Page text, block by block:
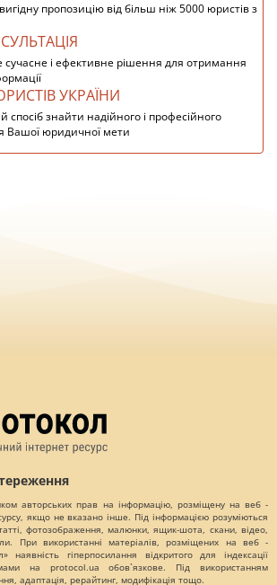
пропозицію від більш ніж 5000 юристів з
і ефективне рішення для отримання
УКРАЇНИ
знайти надійного і професійного
Вашої юридичної мети
авторських прав на інформацію, розміщену на веб -
якщо не вказано інше. Під інформацією розуміються
фотозображення, малюнки, ящик-шота, скани, відео,
При використанні матеріалів, розміщених на веб -
наявність гіперпосилання відкритого для індексації
на protocol.ua обов`язкове. Під використанням
адаптація, рерайтинг, модифікація тощо.